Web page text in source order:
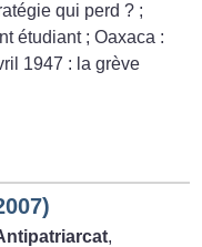
qui perd ? ;
étudiant ; Oaxaca :
1947 : la grève
,